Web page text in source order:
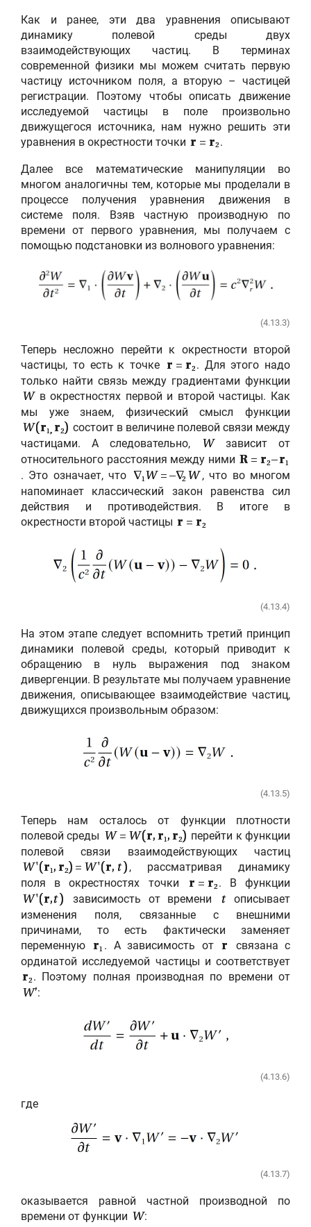
Как и ранее, эти два уравнения описывают
динамику полевой среды двух
взаимодействующих частиц. В терминах
современной физики мы можем считать первую
частицу источником поля, а вторую – частицей
регистрации. Поэтому чтобы описать движение
исследуемой частицы в поле произвольно
движущегося источника, нам нужно решить эти
уравнения в окрестности точки r = r2 .
Далее все математические манипуляции во
многом аналогичны тем, которые мы проделали в
процессе получения уравнения движения в
системе поля. Взяв частную производную по
времени от первого уравнения, мы получаем с
помощью подстановки из волнового уравнения:
(4.13.3)
Теперь несложно перейти к окрестности второй
частицы, то есть к точке r = r2 . Для этого надо
только найти связь между градиентами функции
Wв окрестностях первой и второй частицы. Как
мы уже знаем, физический смысл функции
W(r1, r2) состоит в величине полевой связи между
частицами. А следовательно,
Wзависит от
относительного расстояния между ними R = r2–r1
. Это означает, что ∇1W= –∇2 W , что во многом
напоминает классический закон равенства сил
действия и противодействия. В итоге в
окрестности второй частицы r = r2
(4.13.4)
На этом этапе следует вспомнить третий принцип
динамики полевой среды, который приводит к
обращению в нуль выражения под знаком
дивергенции. В результате мы получаем уравнение
движения, описывающее взаимодействие частиц,
движущихся произвольным образом:
(4.13.5)
Теперь нам осталось от функции плотности
полевой среды W= W(r, r1, r2) перейти к функции
полевой связи взаимодействующих частиц
W'(r1, r2) = W'(r, t ) , рассматривая динамику
поля в окрестностях точки
r = r2 . В функции
W'(r,t ) зависимость от времени t описывает
изменения поля, связанные с внешними
причинами, то есть фактически заменяет
переменную
r1 . А зависимость от r
связана с
ординатой исследуемой частицы и соответствует
r2 . Поэтому полная производная по времени от
W':
(4.13.6)
где
(4.13.7)
оказывается равной частной производной по
времени от функции W: